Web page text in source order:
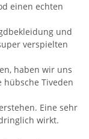
einen echten
und
verspielten
haben wir uns
hübsche Tiveden
Eine sehr
wirkt.